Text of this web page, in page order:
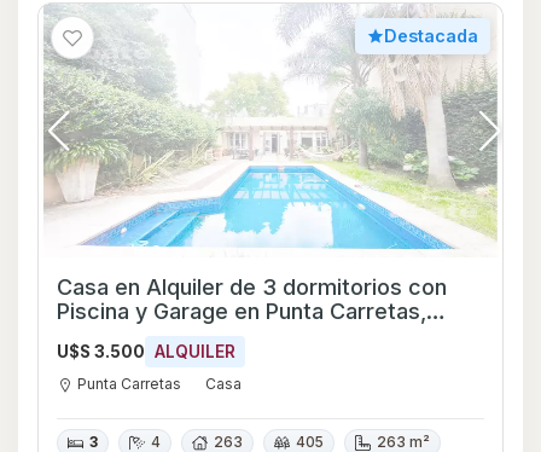
Destacada
Casa en Alquiler de 3 dormitorios con
Piscina y Garage en Punta Carretas,
Montevideo
U$S 3.500 ALQUILER
Punta Carretas Casa
3 4 263 405
263 m²